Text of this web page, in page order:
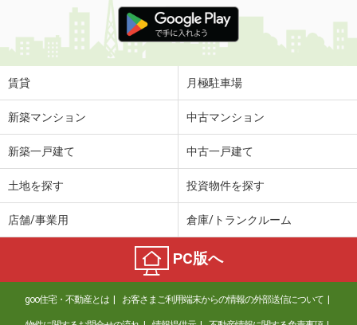
賃貸 月極駐車場
新築マンション 中古マンション
新築一戸建て 中古一戸建て
土地を探す 投資物件を探す
店舗/事業用 倉庫/トランクルーム
PC版へ
goo住宅・不動産とは お客さまご利用端末からの情報の外部送信について